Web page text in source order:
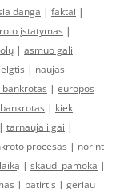
danga | faktai |
įstatymas |
| asmuo gali
| naujas
| europos
bankrotas | kiek
| tarnauja ilgai |
procesas | norint
| skaudi pamoka |
| patirtis | geriau